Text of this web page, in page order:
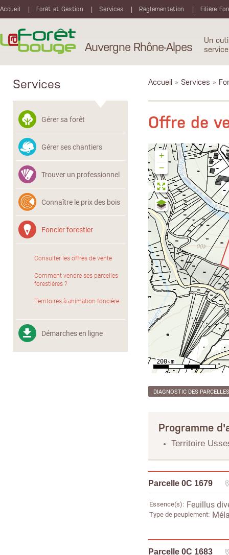
Accueil
Forêt et Gestion Services Réglementation Filière
Auvergne Rhône-Alpes
Un
Services
Gérer sa forêt
Gérer ses chantiers
Trouver un professionnel
Connaître le prix des bois
Foncier forestier
Consulter les offres de vente
Comment vendre ses parcelles
forestières ?
Territoires à animation foncière
Démarches en ligne
Accueil » Services »
Offre de
+
−
DIAGNOSTIC DES PARCELLES
Programme
Territoire
Parcelle 0C 1679
Essence(s) Feuillus
Type de peuplement
Parcelle 0C 1683